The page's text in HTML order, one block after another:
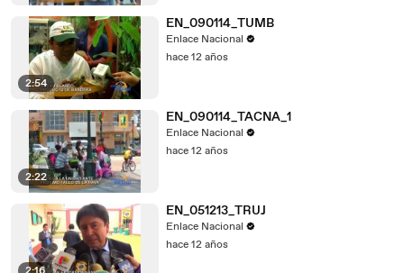
2:54
EN_090114_TUMB
Enlace Nacional
hace 12 años
2:22
EN_090114_TACNA_1
Enlace Nacional
hace 12 años
EN_051213_TRUJ
Enlace Nacional
hace 12 años